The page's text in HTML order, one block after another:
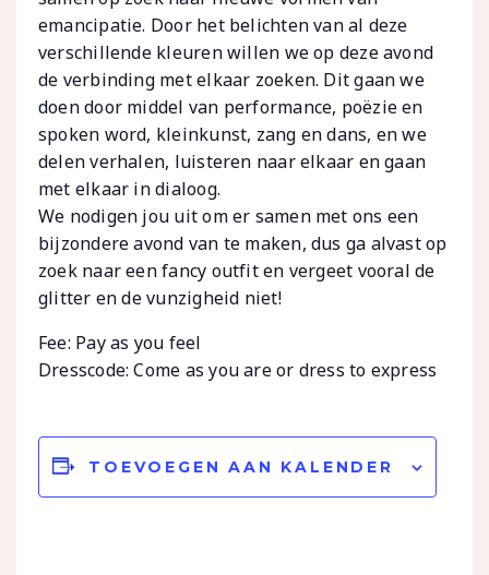
emancipatie. Door het belichten van al deze
verschillende kleuren willen we op deze avond
de verbinding met elkaar zoeken. Dit gaan we
doen door middel van performance, poëzie en
spoken word, kleinkunst, zang en dans, en we
delen verhalen, luisteren naar elkaar en gaan
met elkaar in dialoog.
We nodigen jou uit om er samen met ons een
bijzondere avond van te maken, dus ga alvast op
zoek naar een fancy outfit en vergeet vooral de
glitter en de vunzigheid niet!
Fee: Pay as you feel
Dresscode: Come as you are or dress to express
TOEVOEGEN AAN KALENDER